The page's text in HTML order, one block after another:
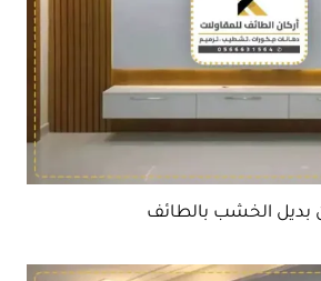
بديل الخشب بالطائف